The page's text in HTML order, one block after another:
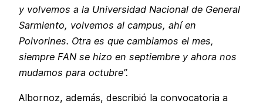
y volvemos a la Universidad Nacional de General
Sarmiento, volvemos al campus, ahí en
Polvorines. Otra es que cambiamos el mes,
siempre FAN se hizo en septiembre y ahora nos
mudamos para octubre”.
Albornoz, además, describió la convocatoria a